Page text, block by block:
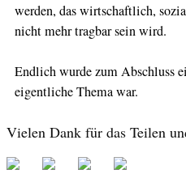
werden, das wirtschaftlich,
nicht mehr tragbar sein wird.
Endlich wurde zum Abschluss
eigentliche Thema war.
Vielen Dank für das Teilen